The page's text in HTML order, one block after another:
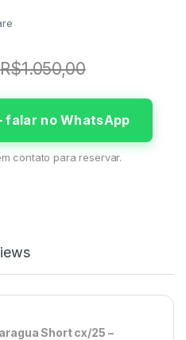
R$1.050,00
falar no WhatsApp
contato para reservar.
Short cx/25 –